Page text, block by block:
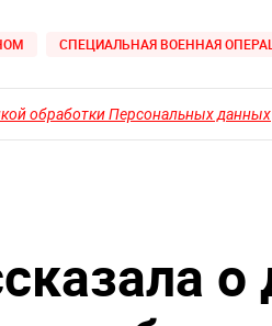
СПЕЦИАЛЬНАЯ ВОЕННАЯ
обработки Персональных данных
о